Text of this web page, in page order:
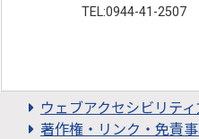
TEL:0944-41-2507
ウェブアクセシビリテ
著作権・リンク・免責